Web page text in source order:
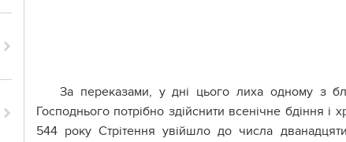
За переказами, у дні цього лиха одному з
Господнього потрібно здійснити всенічне бдіння
544 року Стрітення увійшло до числа